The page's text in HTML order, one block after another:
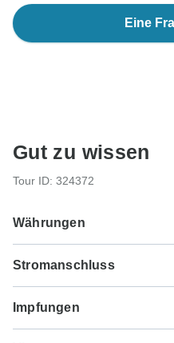
Eine
Gut zu wissen
Tour ID: 324372
Währungen
L Albanien
Stromanschluss
für die Typen C, E, F.
Impfungen